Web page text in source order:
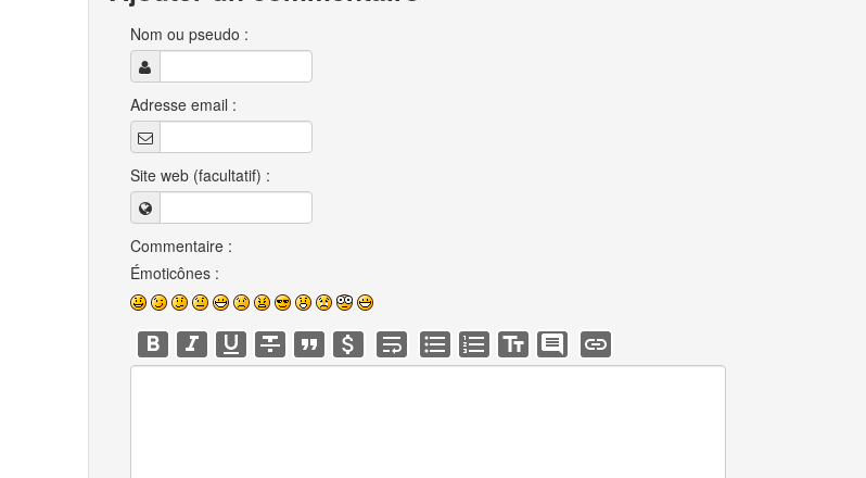
Nom ou pseudo :
Adresse email :
Site web (facultatif) :
Commentaire :
Émoticônes :